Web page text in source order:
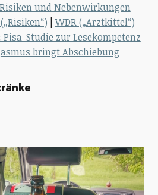
und Nebenwirkungen
|WDR („Arztkittel“)
Studie zur Lesekompetenz
bringt Abschiebung